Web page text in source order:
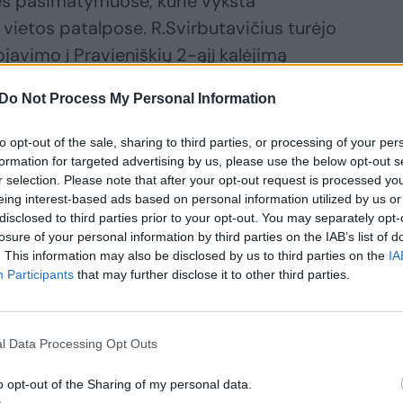
Do Not Process My Personal Information
opt-out of the sale, sharing to third parties, or processing of your
for targeted advertising by us, please use the below opt-out
selection. Please note that after your opt-out request is processed
interest-based ads based on personal information utilized by us
to third parties prior to your opt-out. You may separately
of your personal information by third parties on the IAB’s list of
This information may also be disclosed by us to third parties on the
Participants that may further disclose it to other third parties.
Data Processing Opt Outs
opt-out of the Sharing of my personal data.
patalpose. R.Svirbutavičius turėjo
į Pravieniškių 2-ąjį kalėjimą
buvo įtraukti vairuotojo ir vieno
tenkanti finansinė našta neleidžia
pasimatymų periodiškumo.
jo žmona yra dirbantys ir iš to
kiekvieną mėnesį
Pareiškėjo nuomone, taikoma
tvarka yra neproporcinga bei
kurie abu turi darbą pataisos